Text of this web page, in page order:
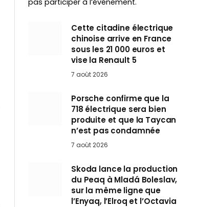
Cette citadine électrique
chinoise arrive en France
sous les 21 000 euros et
vise la Renault 5
7 août 2026
Porsche confirme que la
718 électrique sera bien
produite et que la Taycan
n’est pas condamnée
7 août 2026
Skoda lance la production
du Peaq à Mladá Boleslav,
sur la même ligne que
l’Enyaq, l’Elroq et l’Octavia